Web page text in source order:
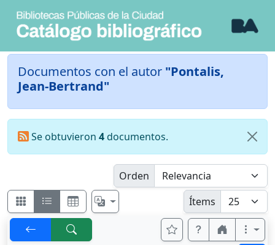
Documentos con el autor "Pontalis,
Jean-Bertrand"
Se obtuvieron 4documentos.
Orden
Ítems